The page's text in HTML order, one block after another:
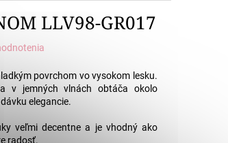
LLV98-GR017
povrchom vo vysokom lesku.
v jemných vlnách obtáča okolo
elegancie.
veľmi decentne a je vhodný ako
radosť.